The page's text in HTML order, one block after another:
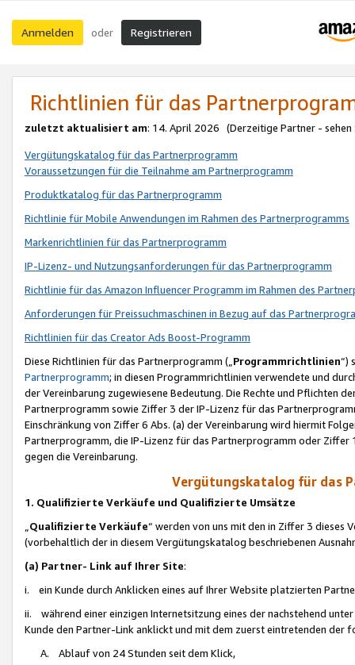
Anmelden oder Registrieren
Richtlinien für das
zuletzt aktualisiert am: 14. April 2026 (Derzeitige Partner - sehen
Vergütungskatalog für das Partnerprogramm
Voraussetzungen für die Teilnahme am Partnerprogramm
Produktkatalog für das Partnerprogramm
Richtlinie für Mobile Anwendungen im Rahmen des Partnerprogramms
Markenrichtlinien für das Partnerprogramm
IP-Lizenz- und Nutzungsanforderungen für das Partnerprogramm
Richtlinie für das Amazon Influencer Programm im Rahmen des
Anforderungen für Preissuchmaschinen in Bezug auf das
Richtlinien für das Creator Ads Boost-Programm
Diese Richtlinien für das Partnerprogramm („Programmrichtlinien“)
Partnerprogramm; in diesen Programmrichtlinien verwendete und
der Vereinbarung zugewiesene Bedeutung. Die Rechte und Pflichten
Partnerprogramm sowie Ziffer 3 der IP-Lizenz für das
Einschränkung von Ziffer 6 Abs. (a) der Vereinbarung wird hiermit
Partnerprogramm, die IP-Lizenz für das Partnerprogramm oder
gegen die Vereinbarung.
Vergütungskatalog für das
1. Qualifizierte Verkäufe und Qualifizierte Umsätze
Qualifizierte Verkäufe“ werden von uns mit den in Ziffer 3
(vorbehaltlich der in diesem Vergütungskatalog beschriebenen
(a) Partner- Link auf Ihrer Site:
i. ein Kunde durch Anklicken eines auf Ihrer Website platzierten
ii. während einer einzigen Internetsitzung eines der nachstehend
Kunde den Partner-Link anklickt und mit dem zuerst eintretenden der
A. Ablauf von 24 Stunden seit dem Klick,